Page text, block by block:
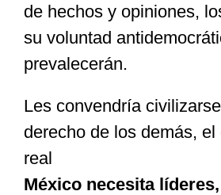
de hechos y opiniones,
su voluntad
prevalecerán.
Les convendría
derecho de los demás,
real
México necesita